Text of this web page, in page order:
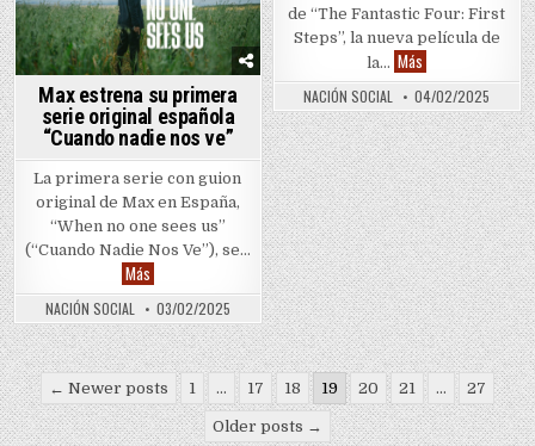
de “The Fantastic Four: First
Steps”, la nueva película de
la… Más Marvel Studios
NACIÓN SOCIAL 04/02/2025
Max estrena su primera
serie original española
“Cuando nadie nos ve”
La primera serie con guion
original de Max en España,
“When no one sees us”
(“Cuando Nadie Nos Ve”), se…
MásMax estrena su primera serie original española “Cuando nadie
NACIÓN SOCIAL 03/02/2025
Posts pagination
← Newer posts 1 … 17 18 19 20 21 … 27
Older posts →